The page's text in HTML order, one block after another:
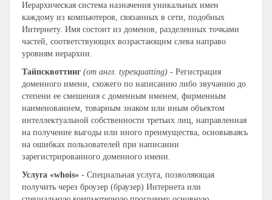
Иерархическая система назначения уникальных имен
каждому из компьютеров, связанных в сети, подобных
Интернету. Имя состоит из доменов, разделенных точками
частей, соответствующих возрастающим слева направо
уровням иерархии.
Тайпсквоттинг (от англ. typesquatting) - Регистрация
доменного имени, схожего по написанию либо звучанию до
степени ее смешения с доменным именем, фирменным
наименованием, товарным знаком или иным объектом
интеллектуальной собственности третьих лиц, направленная
на получение выгоды или иного преимущества, основываясь
на ошибках пользователей при написании
зарегистрированного доменного имени.
Услуга «whois» - Специальная услуга, позволяющая
получить через броузер (браузер) Интернета или